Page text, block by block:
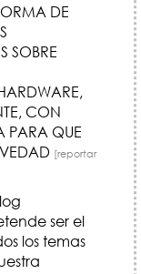
DE
SOBRE
CON
PARA QUE
[reportar
ser el
los temas